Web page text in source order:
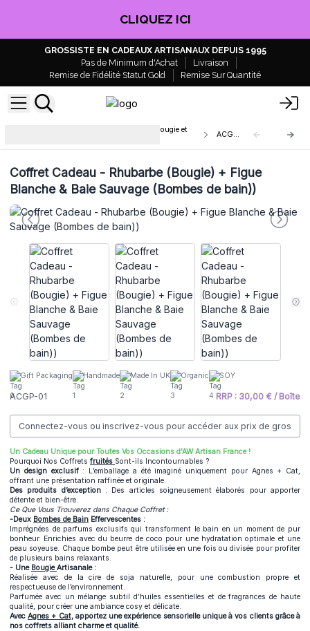
EN PROFITER !
GROSSISTE EN CADEAUX ARTISANAUX DEPUIS 1995
Pas de Minimum d'Achat
Livraison
Remise de Fidélité Statut Gold
Remise Sur Quantité
Boîtes Cadeaux Agnes&Cat avec Bougie et
ACGP-01
Coffret Cadeau - Rhubarbe (Bougie) + Figue
Blanche & Baie Sauvage (Bombes de bain))
Gift Packaging Handmade Made In UK Organic SOY
ACGP-01 RRP : 30,00 € / Boîte
Connectez-vous ou inscrivez-vous pour accéder aux prix de gros
Un Cadeau Unique pour Toutes Vos Occasions d'AW Artisan France !
Pourquoi Nos Coffrets fruités Sont-ils Incontournables ?
Un design exclusif : L’emballage a été imaginé uniquement pour Agnes + Cat,
offrant une présentation raffinée et originale.
Des produits d’exception: Des articles soigneusement élaborés pour apporter
détente et bien-être.
Ce Que Vous Trouverez dans Chaque Coffret :
-Deux Bombes de Bain Effervescentes :
Imprégnées de parfums exclusifs qui transforment le bain en un moment de pur
bonheur. Enrichies avec du beurre de coco pour une hydratation optimale et une
peau soyeuse. Chaque bombe peut être utilisée en une fois ou divisée pour profiter
de plusieurs bains relaxants.
- Une BougieArtisanale :
Réalisée avec de la cire de soja naturelle, pour une combustion propre et
respectueuse de l’environnement.
Parfumée avec un mélange subtil d’huiles essentielles et de fragrances de haute
qualité, pour créer une ambiance cosy et délicate.
AvecAgnes + Cat,apportez une expérience sensorielle unique à vos clients grâce à
nos coffrets alliant charme et qualité.